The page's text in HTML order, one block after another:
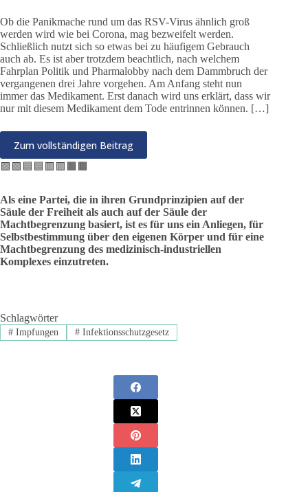
Ob die Panikmache rund um das RSV-Virus ähnlich groß
werden wird wie bei Corona, mag bezweifelt werden.
Schließlich nutzt sich so etwas bei zu häufigem Gebrauch
auch ab. Es ist aber trotzdem beachtlich, nach welchem
Fahrplan Politik und Pharmalobby nach dem Dammbruch der
vergangenen drei Jahre vorgehen. Am Anfang steht nun
immer das Medikament. Erst danach wird uns erklärt, dass wir
nur mit diesem Medikament dem Tode entrinnen können. […]
Zum vollständigen Beitrag
🟩🟩🟦🟦🟥🟥🟧🟧
Als eine Partei, die in ihren Grundprinzipien auf der
Säule der Freiheit als auch auf der Säule der
Machtbegrenzung basiert, ist es für uns ein Anliegen, für
Selbstbestimmung über den eigenen Körper und für eine
Machtbegrenzung des medizinisch-industriellen
Komplexes einzutreten.
Schlagwörter
#Impfungen #Infektionsschutzgesetz